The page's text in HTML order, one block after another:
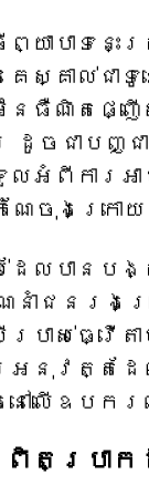
ាបាទនេះត្
េស្គាល់ជាទូ
នធឺណិតផ្ញើ
ដូចជាបញ្ជា
អំពីការអា
កំណែចុងក្រ
ដែលបានប
ែនាំជនរង
រាស់ធ្វើតា
រអនុវត្តដ
នៅលើឧបក
ពិតប្រាក